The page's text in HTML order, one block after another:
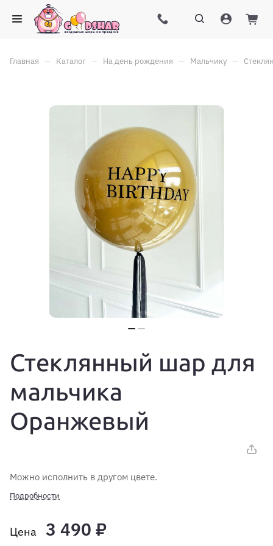
Главная – Каталог – На день рождения – Мальчику –
Стеклянный шар для
мальчика
Оранжевый
Можно исполнить в другом цвете.
Подробности
3 490 ₽